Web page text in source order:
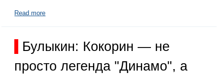
Read more
Булыкин: Кокорин — не
просто легенда "Динамо", а